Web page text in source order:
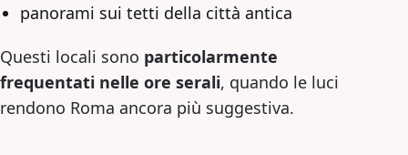
panorami sui tetti della città antica
Questi locali sono particolarmente
frequentati nelle ore serali, quando le luci
rendono Roma ancora più suggestiva.